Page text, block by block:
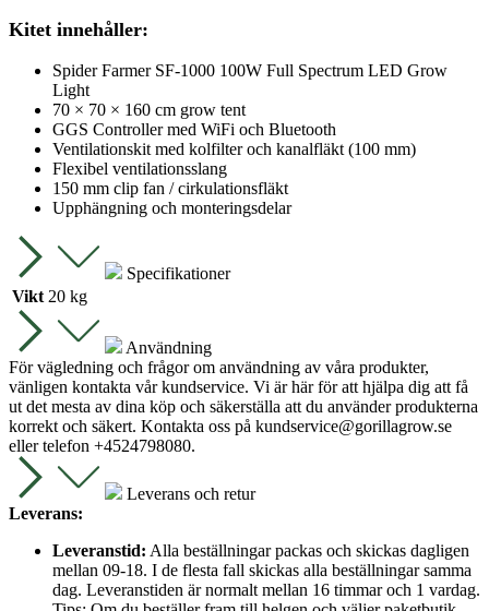
Kitet innehåller:
Spider Farmer SF-1000 100W Full Spectrum LED Grow
Light
70 × 70 × 160 cm grow tent
GGS Controller med WiFi och Bluetooth
Ventilationskit med kolfilter och kanalfläkt (100 mm)
Flexibel ventilationsslang
150 mm clip fan / cirkulationsfläkt
Upphängning och monteringsdelar
Specifikationer
Vikt 20 kg
Användning
För vägledning och frågor om användning av våra produkter,
vänligen kontakta vår kundservice. Vi är här för att hjälpa dig att få
ut det mesta av dina köp och säkerställa att du använder produkterna
korrekt och säkert. Kontakta oss på kundservice@gorillagrow.se
eller telefon +4524798080.
Leverans och retur
Leverans:
Leveranstid: Alla beställningar packas och skickas dagligen
mellan 09-18. I de flesta fall skickas alla beställningar samma
dag. Leveranstiden är normalt mellan 16 timmar och 1 vardag.